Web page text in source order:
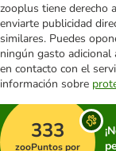
zooplus tiene derecho
enviarte publicidad
similares. Puedes
ningún gasto
en contacto con el
información sobre
333
zooPuntos por